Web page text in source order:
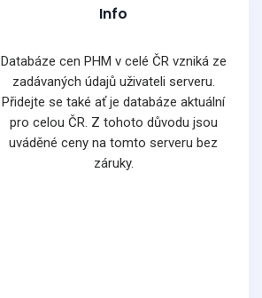
Info
Databáze cen PHM v celé ČR vzniká ze
zadávaných údajů uživateli serveru.
Přidejte se také ať je databáze aktuální
pro celou ČR. Z tohoto důvodu jsou
uváděné ceny na tomto serveru bez
záruky.